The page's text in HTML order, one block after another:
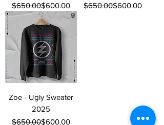
Precio
$650.00Precio de oferta
$600.00
Precio
$650.00Precio de oferta
$600.00
Zoe - Ugly Sweater
2025
Precio
$650.00Precio de oferta
$600.00